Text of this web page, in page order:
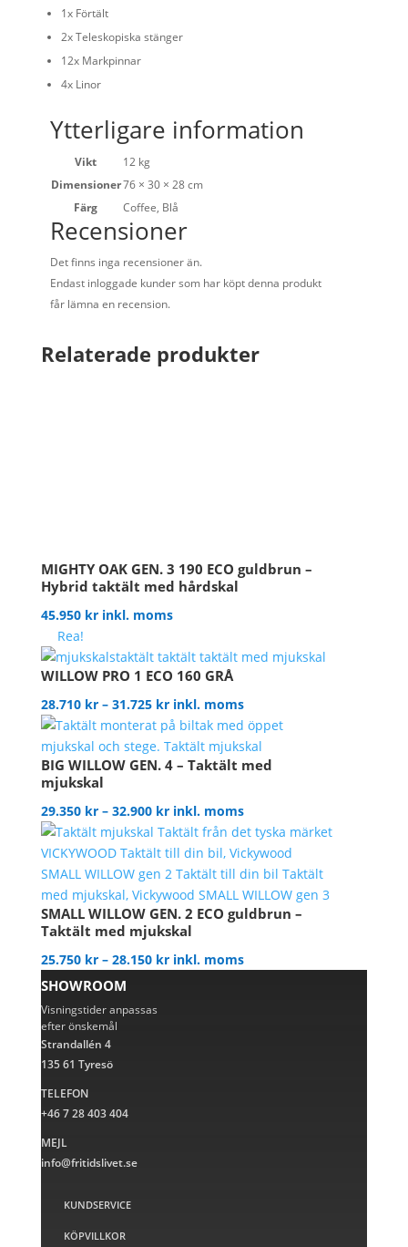
1x Förtält
2x Teleskopiska stänger
12x Markpinnar
4x Linor
Ytterligare information
Vikt
12 kg
Dimensioner76 × 30 × 28 cm
Färg
Coffee, Blå
Recensioner
Det finns inga recensioner än.
Endast inloggade kunder som har köpt denna produkt
får lämna en recension.
Relaterade produkter
MIGHTY OAK GEN. 3 190 ECO guldbrun –
Hybrid taktält med hårdskal
45.950 kr inkl. moms
Rea!
WILLOW PRO 1 ECO 160 GRÅ
28.710 kr – 31.725 krPrisintervall:
28.710 kr
till
31.725 kr
inkl. moms
BIG WILLOW GEN. 4 – Taktält med
mjukskal
29.350 kr – 32.900 krPrisintervall:
29.350 kr
till
32.900 kr
inkl. moms
SMALL WILLOW GEN. 2 ECO guldbrun –
Taktält med mjukskal
25.750 kr – 28.150 krPrisintervall:
inkl. moms
SHOWROOM
Visningstider anpassas
efter önskemål
Strandallén 4
135 61 Tyresö
TELEFON
+46 7 28 403 404
MEJL
info@fritidslivet.se
KUNDSERVICE
KÖPVILLKOR